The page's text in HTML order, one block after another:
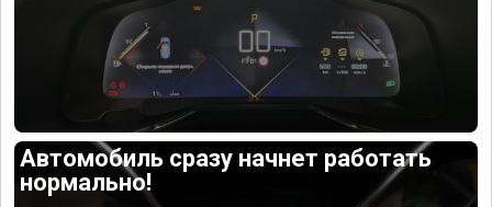
Автомобиль сразу начнет работать
нормально!